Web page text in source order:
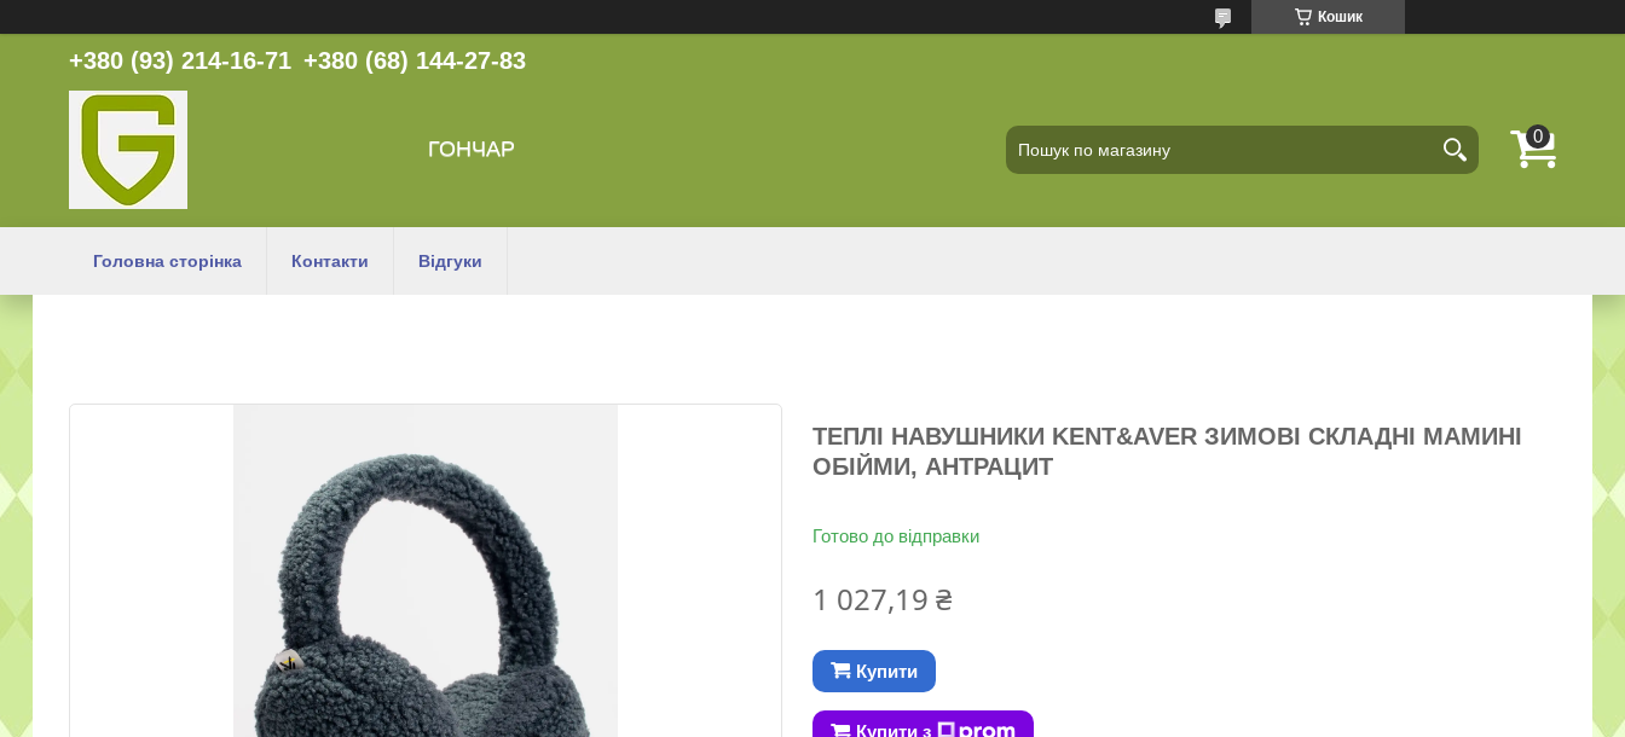
Кошик
+380 (93) 214-16-71 +380 (68) 144-27-83
ГОНЧАР
Головна сторінка Контакти Відгуки
ТЕПЛІ НАВУШНИКИ KENT&AVER ЗИМОВІ СКЛАДНІ МАМИНІ
ОБІЙМИ, АНТРАЦИТ
Готово до відправки
1 027,19 ₴
Купити
Купити з